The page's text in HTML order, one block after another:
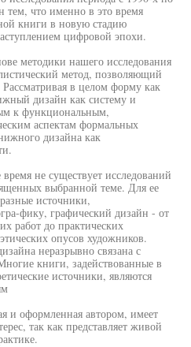
тем, что именно в это время
книги в новую стадию
цифровой эпохи.
методики нашего исследования
метод, позволяющий
в целом форму как
дизайн как систему и
к функциональным,
аспектам формальных
дизайна как
не существует исследований
выбранной теме. Для ее
источники,
фику, графический дизайн - от
работ до практических
опусов художников.
неразрывно связана с
книги, задействованные в
источники, являются
и оформленная автором, имеет
так как представляет живой